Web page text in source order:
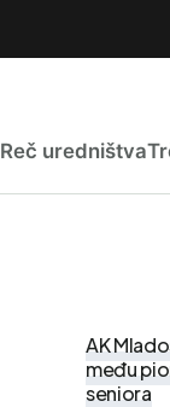
Reč uredništva
AK
među
seniora